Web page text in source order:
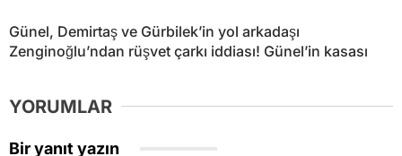
Günel, Demirtaş ve Gürbilek’in yol arkadaşı
Zenginoğlu’ndan rüşvet çarkı iddiası! Günel’in kasası
YORUMLAR
Bir yanıt yazın